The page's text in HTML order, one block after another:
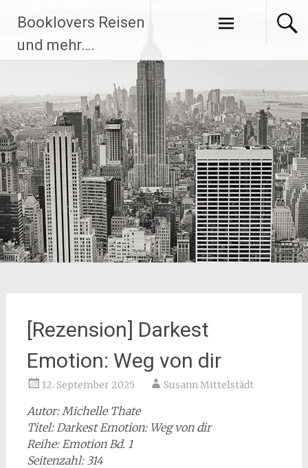
Inhalt
springen
Booklovers Reisen
und mehr….
[Rezension] Darkest
Emotion: Weg von dir
12. September 2025 Susann Mittelstädt
Autor: Michelle Thate
Titel: Darkest Emotion: Weg von dir
Reihe: Emotion Bd. 1
Seitenzahl: 314